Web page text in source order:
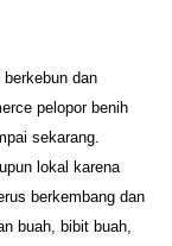
dan
pelopor benih
sekarang.
lokal karena
berkembang dan
buah, bibit buah,